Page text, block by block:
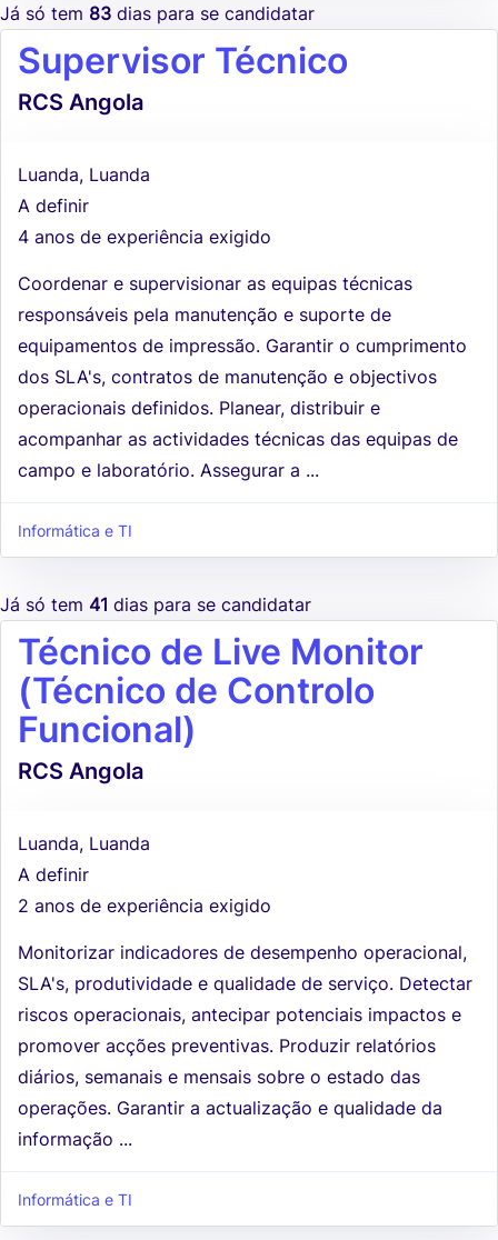
Já só tem 83 dias para se candidatar
Supervisor Técnico
RCS Angola
Luanda, Luanda
A definir
4 anos de experiência exigido
Coordenar e supervisionar as equipas técnicas
responsáveis pela manutenção e suporte de
equipamentos de impressão. Garantir o cumprimento
dos SLA's, contratos de manutenção e objectivos
operacionais definidos. Planear, distribuir e
acompanhar as actividades técnicas das equipas de
campo e laboratório. Assegurar a ...
Informática e TI
Já só tem 41 dias para se candidatar
Técnico de Live Monitor
(Técnico de Controlo
Funcional)
RCS Angola
Luanda, Luanda
A definir
2 anos de experiência exigido
Monitorizar indicadores de desempenho operacional,
SLA's, produtividade e qualidade de serviço. Detectar
riscos operacionais, antecipar potenciais impactos e
promover acções preventivas. Produzir relatórios
diários, semanais e mensais sobre o estado das
operações. Garantir a actualização e qualidade da
informação ...
Informática e TI